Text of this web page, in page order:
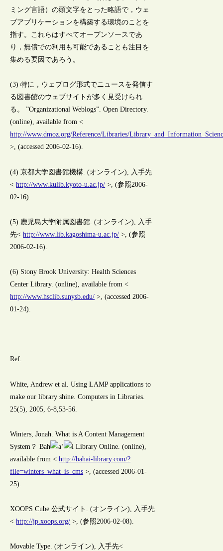
ミング言語）の頭文字をとった略語で，ウェ
ブアプリケーションを構築する環境のことを
指す。これらはすべてオープンソースであ
り，無償での利用も可能であることも注目を
集める要因であろう。
(3) 特に，ウェブログ形式でニュースを発信す
る図書館のウェブサイトが多く見受けられ
る。 ”Organizational Weblogs”. Open Directory.
(online), available from <
http://www.dmoz.org/Reference/Libraries/
>, (accessed 2006-02-16).
(4) 京都大学図書館機構. (オンライン), 入手先
<http://www.kulib.kyoto-u.ac.jp/ >, (参照2006-
02-16).
(5) 鹿児島大学附属図書館. (オンライン), 入手
先<http://www.lib.kagoshima-u.ac.jp/ >, (参照
2006-02-16).
(6) Stony Brook University: Health Sciences
Center Library. (online), available from <
http://www.hsclib.sunysb.edu/ >, (accessed 2006-
01-24).
Ref.
White, Andrew et al. Using LAMP applications to
make our library shine. Computers in Libraries.
25(5), 2005, 6-8,53-56.
Winters, Jonah. What is A Content Management
System？ Bah
‘
Library Online. (online),
available from <http://bahai-library.com/?
file=winters_what_is_cms >, (accessed 2006-01-
25).
XOOPS Cube 公式サイト. (オンライン), 入手先
<http://jp.xoops.org/ >, (参照2006-02-08).
Movable Type. (オンライン), 入手先<